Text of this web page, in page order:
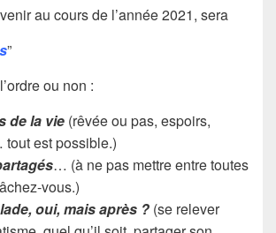
au cours de l’année 2021, sera
”
ou non :
de la vie (rêvée ou pas, espoirs,
est possible.)
… (à ne pas mettre entre toutes
vous.)
oui, mais après ? (se relever